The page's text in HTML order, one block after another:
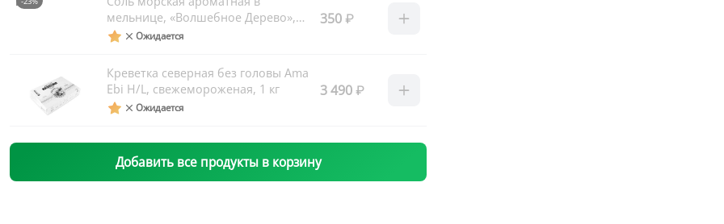
мельнице, «Волшебное Дерево»,
300 г Ожидается
350
Креветка северная без головы Ama
Ebi H/L, свежемороженая, 1 кг
Ожидается
3 490
Добавить все продукты в корзину